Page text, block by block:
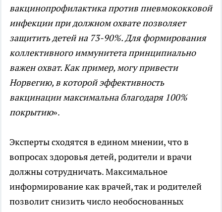
вакцинопрофилактика против пневмококковой
инфекции при должном охвате позволяет
защитить детей на 73-90%. Для формирования
коллективного иммунитета принципиально
важен охват. Как пример, могу привести
Норвегию, в которой эффективность
вакцинации максимальна благодаря 100%
покрытию».
Эксперты сходятся в едином мнении, что в
вопросах здоровья детей, родители и врачи
должны сотрудничать. Максимальное
информирование как врачей, так и родителей
позволит снизить число необоснованных